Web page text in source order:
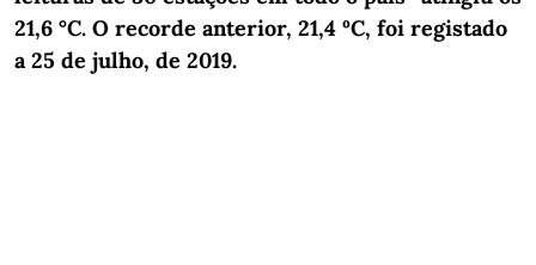
21,6 °C. O recorde anterior, 21,4 ºC, foi registado
a 25 de julho, de 2019.